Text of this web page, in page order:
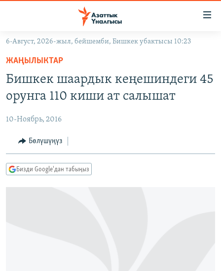
Навигацияга
өтүңүз
Издөөгө
салыңыз
ЭКОНОМИКА
МАДАНИЯТ
БОРБОР АЗИЯ
УКРАИНА
АТАЙЫН ИЛИКТӨӨ
ТВ ПРОГРАММАЛАР
ЭКСПЕРТТЕР ТАЛДАЙТ
ӨЗГӨЧӨ ПИКИР
6-Август, 2026-жыл, бейшемби, Бишкек убактысы 10:23
ЖАҢЫЛЫКТАР
Бишкек шаардык кеңешиндеги 45
орунга 110 киши ат салышат
10-Ноябрь, 2016
Бөлүшүңүз
Бизди Google'дан табыңыз